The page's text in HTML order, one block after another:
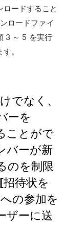
ードすること
ロードファイ
3 ～ 5 を実行
。
でなく、
ーを
ことがで
バーが新
のを制限
待状を
の参加を
ザーに送